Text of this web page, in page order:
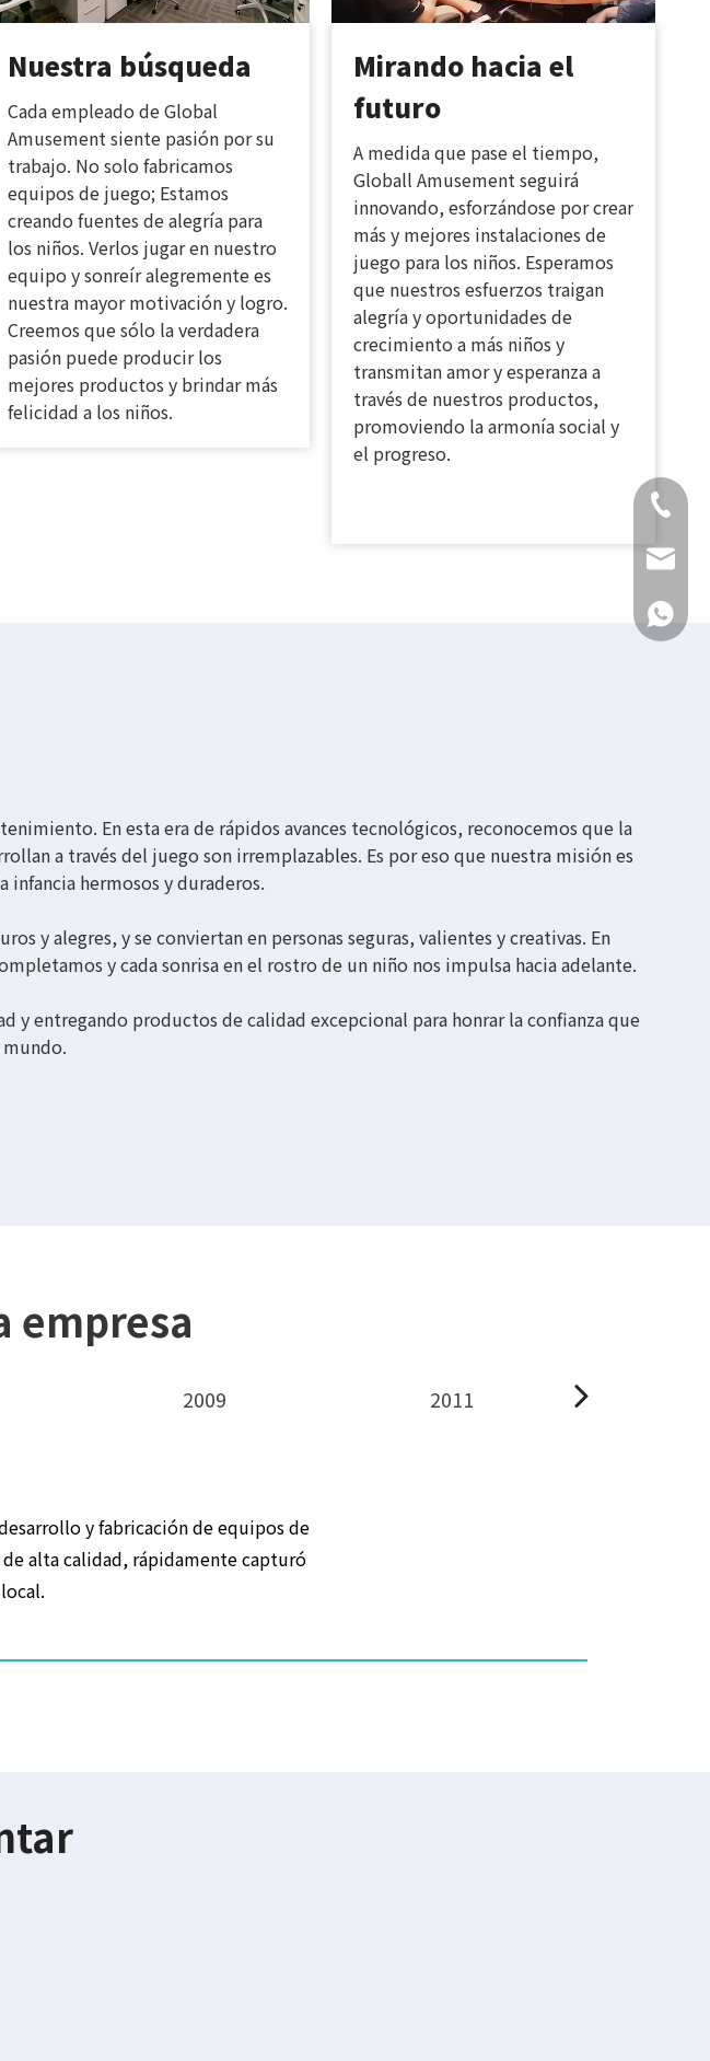
Nuestra búsqueda
Cada empleado de Global
Amusement siente pasión por su
trabajo. No solo fabricamos
equipos de juego; Estamos
creando fuentes de alegría para
los niños. Verlos jugar en nuestro
equipo y sonreír alegremente es
nuestra mayor motivación y logro.
Creemos que sólo la verdadera
pasión puede producir los
mejores productos y brindar más
felicidad a los niños.
Mirando hacia el
futuro
A medida que pase el tiempo,
Globall Amusement seguirá
innovando, esforzándose por crear
más y mejores instalaciones de
juego para los niños. Esperamos
que nuestros esfuerzos traigan
alegría y oportunidades de
crecimiento a más niños y
transmitan amor y esperanza a
través de nuestros productos,
promoviendo la armonía social y
el progreso.
En esta era de rápidos avances tecnológicos, reconocemos que la
a través del juego son irremplazables. Es por eso que nuestra misión es
hermosos y duraderos.
y alegres, y se conviertan en personas seguras, valientes y creativas. En
y cada sonrisa en el rostro de un niño nos impulsa hacia adelante.
y entregando productos de calidad excepcional para honrar la confianza que
empresa
2009 2011
y fabricación de equipos de
alta calidad, rápidamente capturó
+86-
+86-